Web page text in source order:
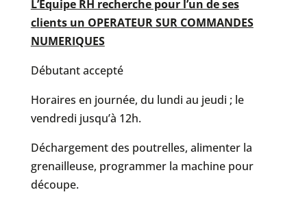
L’Equipe RH recherche pour l’un de ses
clients un OPERATEUR SUR COMMANDES
NUMERIQUES
Débutant accepté
Horaires en journée, du lundi au jeudi ; le
vendredi jusqu’à 12h.
Déchargement des poutrelles, alimenter la
grenailleuse, programmer la machine pour
découpe.